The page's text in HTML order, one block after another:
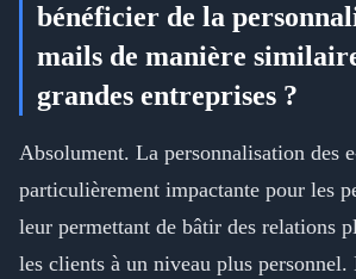
bénéficier de la
mails de manière
grandes entreprises ?
Absolument. La personnalisation des
particulièrement impactante pour les
leur permettant de bâtir des relations
les clients à un niveau plus personnel.